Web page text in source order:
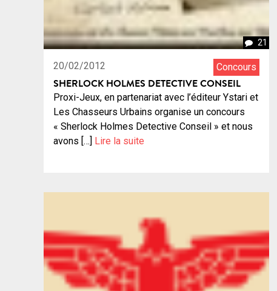
21
20/02/2012 Concours
SHERLOCK HOLMES DETECTIVE CONSEIL
Proxi-Jeux, en partenariat avec l’éditeur Ystari et
Les Chasseurs Urbains organise un concours
« Sherlock Holmes Detective Conseil » et nous
avons […] Lire la suite